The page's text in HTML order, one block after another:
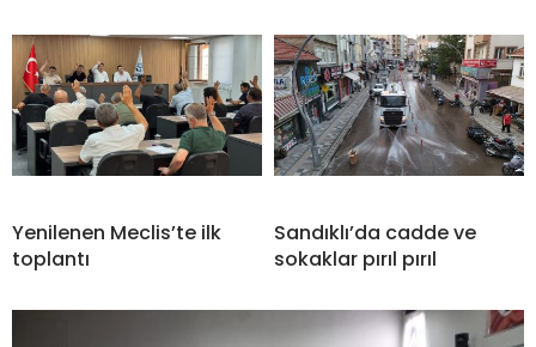
Yenilenen Meclis’te ilk
toplantı
Sandıklı’da cadde ve
sokaklar pırıl pırıl